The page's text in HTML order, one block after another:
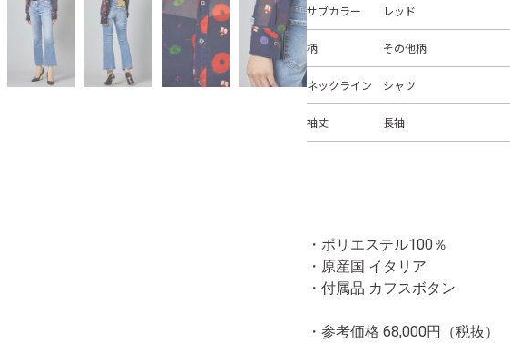
サブカラー レッド
柄 その他柄
ネックライン シャツ
袖丈 長袖
・ポリエステル100％
・原産国 イタリア
・付属品 カフスボタン
・参考価格 68,000円（税抜）